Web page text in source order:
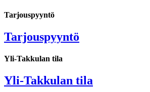
Tarjouspyyntö
Tarjouspyyntö
Yli-Takkulan tila
Yli-Takkulan tila